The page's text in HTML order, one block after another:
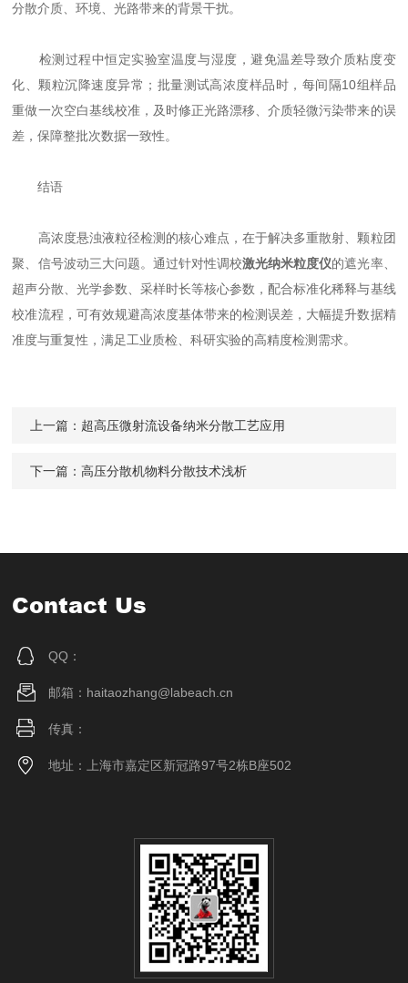
分散介质、环境、光路带来的背景干扰。
检测过程中恒定实验室温度与湿度，避免温差导致介质粘度变
化、颗粒沉降速度异常；批量测试高浓度样品时，每间隔10组样品
重做一次空白基线校准，及时修正光路漂移、介质轻微污染带来的误
差，保障整批次数据一致性。
结语
高浓度悬浊液粒径检测的核心难点，在于解决多重散射、颗粒团
聚、信号波动三大问题。通过针对性调校激光纳米粒度仪的遮光率、
超声分散、光学参数、采样时长等核心参数，配合标准化稀释与基线
校准流程，可有效规避高浓度基体带来的检测误差，大幅提升数据精
准度与重复性，满足工业质检、科研实验的高精度检测需求。
上一篇： 超高压微射流设备纳米分散工艺应用
下一篇：高压分散机物料分散技术浅析
Contact Us
QQ：
邮箱：haitaozhang@labeach.cn
传真：
地址：上海市嘉定区新冠路97号2栋B座502